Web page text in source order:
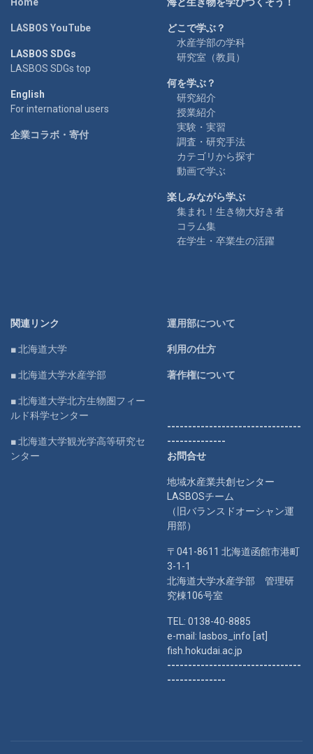
LASBOS YouTube
LASBOS SDGs
LASBOS SDGs top
English
For international users
企業コラボ・寄付
どこで学ぶ？
水産学部の学科
研究室（教員）
何を学ぶ？
研究紹介
授業紹介
実験・実習
調査・研究手法
カテゴリから探す
動画で学ぶ
楽しみながら学ぶ
集まれ！生き物大好き者
コラム集
在学生・卒業生の活躍
関連リンク
■ 北海道大学
■ 北海道大学水産学部
■ 北海道大学北方生物圏フィー
ルド科学センター
■ 北海道大学観光学高等研究セ
ンター
運用部について
利用の仕方
著作権について
--------------------------------
--------------
お問合せ
地域水産業共創センター
LASBOSチーム
（旧バランスドオーシャン運
用部）
〒041-8611 北海道函館市港町
3-1-1
北海道大学水産学部 管理研
究棟106号室
TEL: 0138-40-8885
e-mail: lasbos_info [at]
fish.hokudai.ac.jp
--------------------------------
--------------